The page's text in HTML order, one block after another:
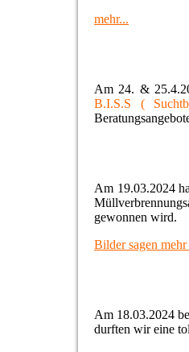
mehr...
Am 24. &
B.I.S.S (
Am 19.03.2024
gewonnen wird.
Bilder sagen
Am 18.03.2024
durften wir eine